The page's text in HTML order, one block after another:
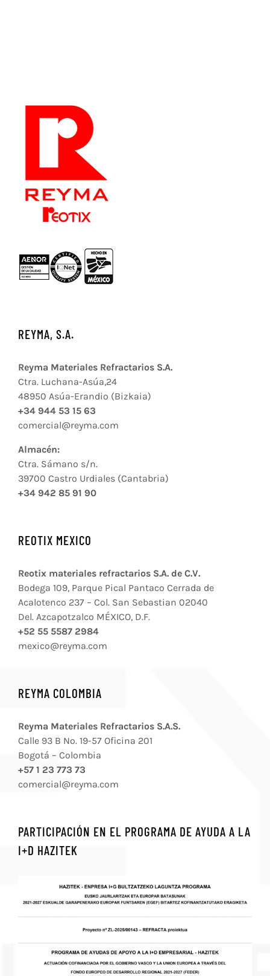
REYMA, S.A.
Reyma Materiales Refractarios S.A.
Ctra. Luchana-Asúa,24
48950 Asúa-Erandio (Bizkaia)
+34 944 53 15 63
comercial@reyma.com
Almacén:
Ctra. Sámano s/n.
39700 Castro Urdiales (Cantabria)
+34 942 85 91 90
REOTIX MEXICO
Reotix materiales refractarios S.A. de C.V.
Bodega 109, Parque Pical Pantaco Cerrada de
Acalotenco 237 – Col. San Sebastian 02040
Del. Azcapotzalco MÉXICO, D.F.
+52 55 5587 2984
mexico@reyma.com
REYMA COLOMBIA
Reyma Materiales Refractarios S.A.S.
Calle 93 B No. 19-57 Oficina 201
Bogotá – Colombia
+57 1 23 773 73
comercial@reyma.com
PARTICIPACIÓN EN EL PROGRAMA DE AYUDA A LA
I+D HAZITEK